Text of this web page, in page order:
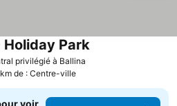
privilégié à Ballina
Holiday Park
de : Centre-ville
voir